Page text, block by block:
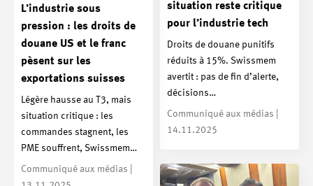
situation reste critique
pour l’industrie tech
Droits de douane punitifs
réduits à 15%. Swissmem
avertit : pas de fin d’alerte,
décisions…
Communiqué aux médias |
14.11.2025
L’industrie sous
pression : les droits de
douane US et le franc
pèsent sur les
exportations suisses
Légère hausse au T3, mais
situation critique : les
commandes stagnent, les
PME souffrent, Swissmem…
Communiqué aux médias |